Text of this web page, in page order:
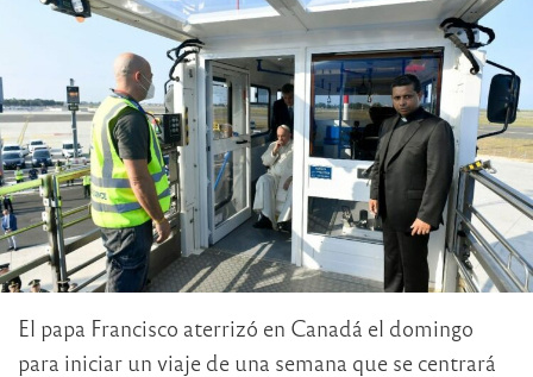
El papa Francisco aterrizó en Canadá el domingo
para iniciar un viaje de una semana que se centrará